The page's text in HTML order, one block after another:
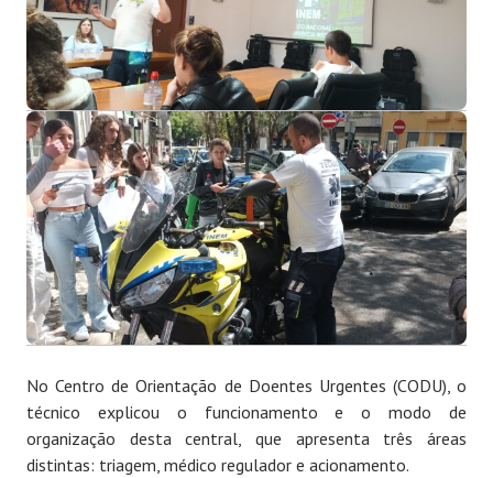
No Centro de Orientação de Doentes Urgentes (CODU), o
técnico explicou o funcionamento e o modo de
organização desta central, que apresenta três áreas
distintas: triagem, médico regulador e acionamento.